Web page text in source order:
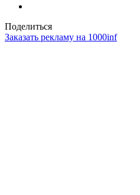
Поделиться
Заказать рекламу на 1000inf